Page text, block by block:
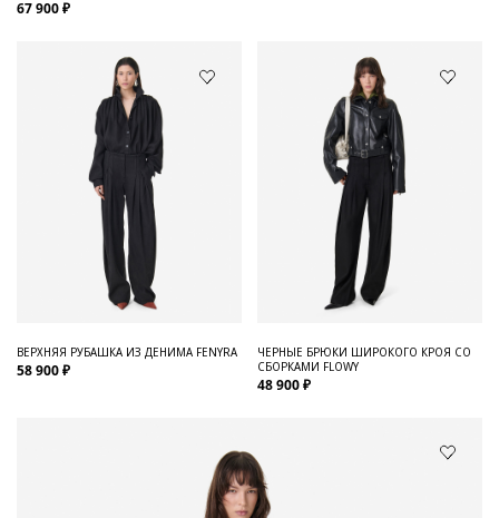
67 900 ₽
ВЕРХНЯЯ РУБАШКА ИЗ ДЕНИМА FENYRA
58 900 ₽
ЧЕРНЫЕ БРЮКИ ШИРОКОГО КРОЯ СО
СБОРКАМИ FLOWY
48 900 ₽